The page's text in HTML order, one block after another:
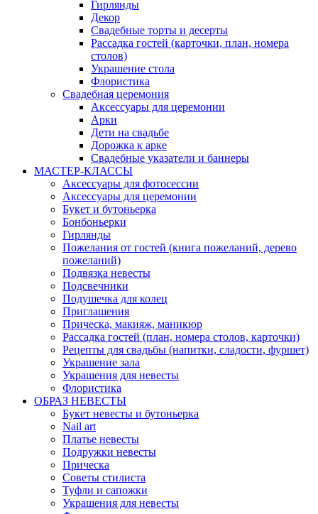
Гирлянды
Декор
Свадебные торты и десерты
Рассадка гостей (карточки, план, номера
столов)
Украшение стола
Флористика
Свадебная церемония
Аксессуары для церемонии
Арки
Дети на свадьбе
Дорожка к арке
Свадебные указатели и баннеры
МАСТЕР-КЛАССЫ
Аксессуары для фотосессии
Аксессуары для церемонии
Букет и бутоньерка
Бонбоньерки
Гирлянды
Пожелания от гостей (книга пожеланий, дерево
пожеланий)
Подвязка невесты
Подсвечники
Подушечка для колец
Приглашения
Прическа, макияж, маникюр
Рассадка гостей (план, номера столов, карточки)
Рецепты для свадьбы (напитки, сладости, фуршет)
Украшение зала
Украшения для невесты
Флористика
ОБРАЗ НЕВЕСТЫ
Букет невесты и бутоньерка
Nail art
Платье невесты
Подружки невесты
Прическа
Советы стилиста
Туфли и сапожки
Украшения для невесты